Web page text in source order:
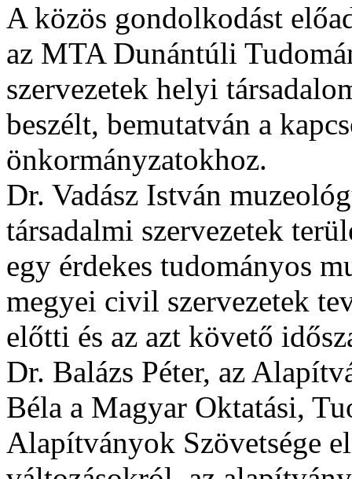
A közös gondolkodást
az MTA Dunántúli
szervezetek helyi
beszélt, bemutatván a
önkormányzatokhoz.
Dr. Vadász István
társadalmi szervezetek
egy érdekes tudományos
megyei civil szervezetek
előtti és az azt követő
Dr. Balázs Péter, az
Béla a Magyar Oktatási,
Alapítványok Szövetsége